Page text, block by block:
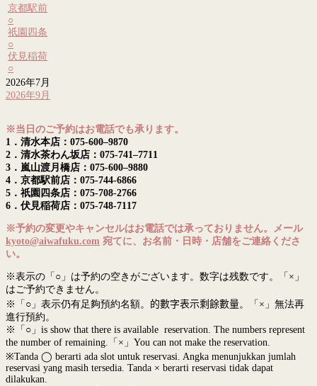
京都駅前
○
祇園四条
○
伏見稲荷
○
2026年7月
2026年9月
※当日のご予約はお電話でも承ります。
1．清水本店：075-600–9870
2．清水茶わん坂店：075-741–7711
3．嵐山渡月橋店：075-600–9880
4．京都駅前店：075-744-6866
5．祇園四条店：075-708-2766
6．伏見稲荷店：075-748-7117
※予約の変更やキャンセルはお電話では承っておりません。メール
kyoto@aiwafuku.com 宛てに、お名前・日時・店舗をご連絡くださ
い。
※表示の「○」は予約の空きがございます。数字は残数です。「×」
はご予約できません。
※「○」表示仍有足夠預約名額。 的數字表示剩餘數量。「×」無法再
進行預約。
※「○」is show that there is available reservation. The numbers represent
the number of remaining.「×」You can not make the reservation.
※Tanda ◯ berarti ada slot untuk reservasi. Angka menunjukkan jumlah
reservasi yang masih tersedia. Tanda × berarti reservasi tidak dapat
dilakukan.